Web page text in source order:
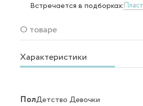
Встречается в подборках:
О товаре
Характеристики
ПолДетство Девочки